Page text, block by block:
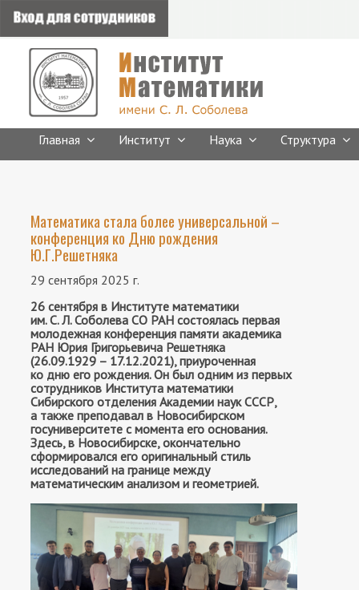
Главная Институт Наука Структура
Математика стала более универсальной –
конференция ко Дню рождения
Ю.Г.Решетняка
29 сентября 2025 г.
26 сентября в Институте математики
им. С. Л. Соболева СО РАН состоялась первая
молодежная конференция памяти академика
РАН Юрия Григорьевича Решетняка
(26.09.1929 – 17.12.2021), приуроченная
ко дню его рождения. Он был одним из первых
сотрудников Института математики
Сибирского отделения Академии наук СССР,
а также преподавал в Новосибирском
госуниверситете с момента его основания.
Здесь, в Новосибирске, окончательно
сформировался его оригинальный стиль
исследований на границе между
математическим анализом и геометрией.